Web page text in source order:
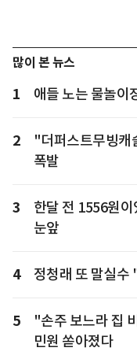
많이 본 뉴스
1 애들 노는 물놀이
2
"더퍼스트무빙캐
폭발
3
한달 전 1556원
눈앞
4 정청래 또 말실수
5
"손주 보느라 집
민원 쏟아졌다